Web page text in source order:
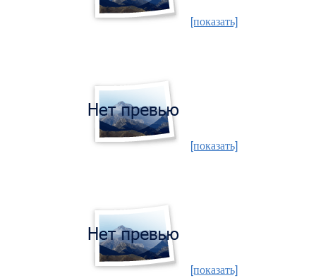
[показать]
[показать]
[показать]